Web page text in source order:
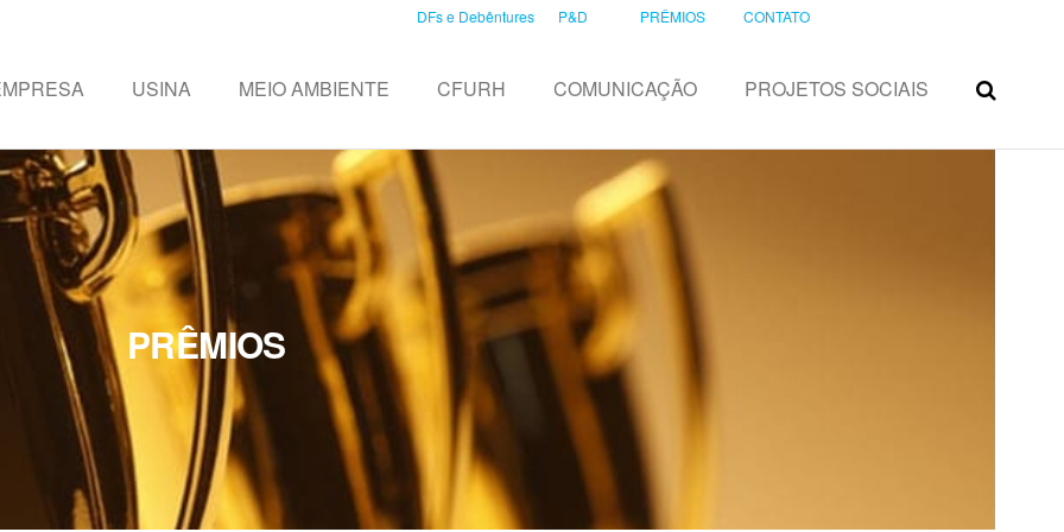
DFs e Debêntures P&D PRÊMIOS CONTATO
USINA MEIO AMBIENTE CFURH COMUNICAÇÃO PROJETOS SOCIAIS
PRÊMIOS